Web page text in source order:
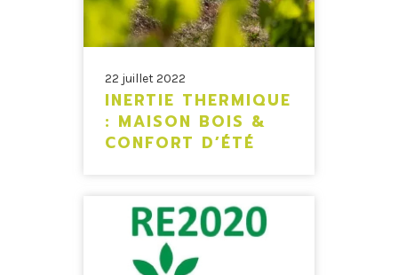
22 juillet 2022
INERTIE THERMIQUE
: MAISON BOIS &
CONFORT D’ÉTÉ